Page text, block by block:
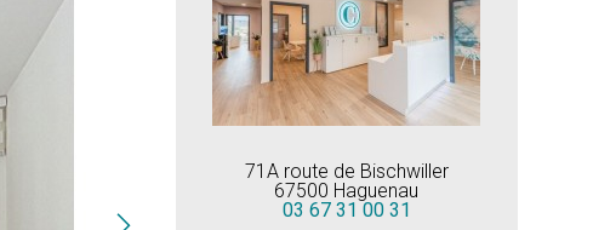
71A route de Bischwiller
67500 Haguenau
03 67 31 00 31